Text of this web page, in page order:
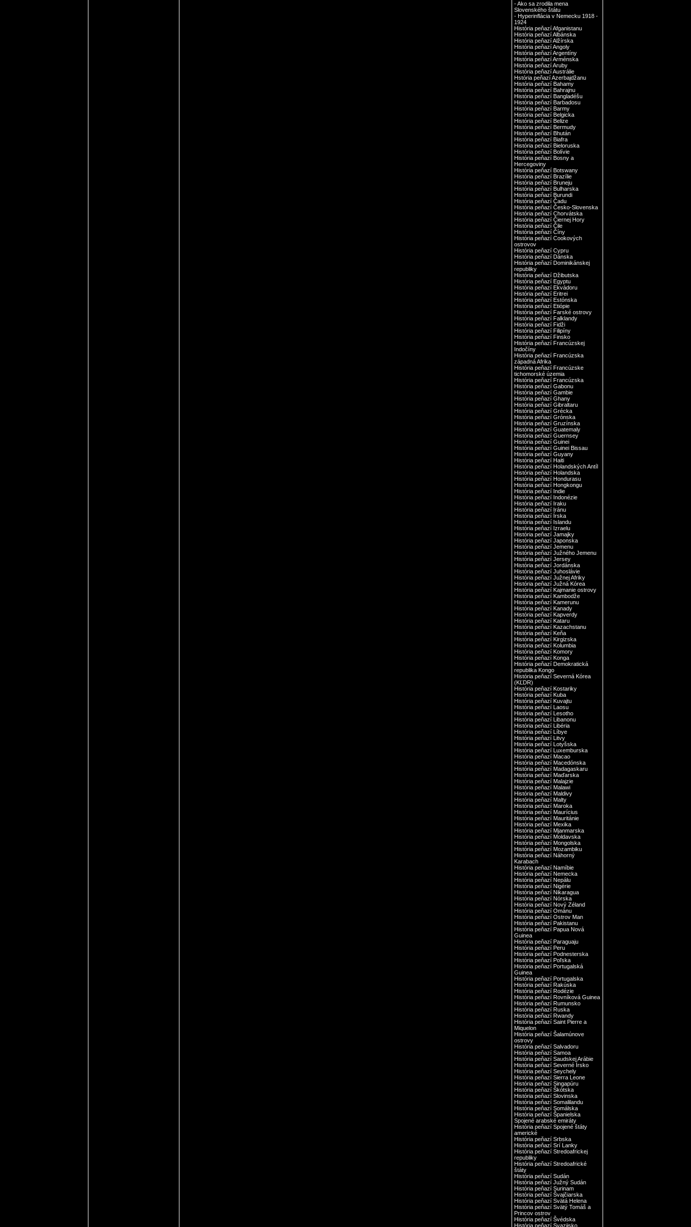
- Ako sa zrodila mena
Slovenského štátu
- Hyperinflácia v Nemecku 1918 -
1924
História peňazí Afganistanu
História peňazí Albánska
História peňazí Alžírska
História peňazí Angoly
História peňazí Argentíny
História peňazí Arménska
História peňazí Aruby
História peňazí Austrálie
Hstória peňazí Azerbajdžanu
História peňazí Bahamy
História peňazí Bahrajnu
História peňazí Bangladéšu
História peňazí Barbadosu
História peňazí Barmy
História peňazí Belgicka
História peňazí Belize
História peňazí Bermudy
História peňazí Bhután
História peňazí Biafra
História peňazí Bieloruska
História peňazí Bolívie
História peňazí Bosny a
Hercegoviny
História peňazí Botswany
História peňazí Brazílie
História peňazí Bruneju
História peňazí Bulharska
História peňazí Burundi
História peňazí Čadu
História peňazí Česko-Slovenska
História peňazí Chorvátska
História peňazí Čiernej Hory
História peňazí Čile
História peňazí Číny
História peňazí Cookových
ostrovov
História peňazí Cypru
História peňazí Dánska
História peňazí Dominikánskej
republiky
História peňazí Džibutska
História peňazí Egyptu
História peňazí Ekvádoru
História peňazí Eritrei
História peňazí Estónska
História peňazí Etiópie
História peňazí Farské ostrovy
História peňazí Falklandy
História peňazí Fidži
História peňazí Filipíny
História peňazí Finsko
História peňazí Francúzskej
Indočíny
História peňazí Francúzska
západná Afrika
História peňazí Francúzske
tichomorské územia
História peňazí Francúzska
História peňazí Gabonu
História peňazí Gambie
História peňazí Ghany
História peňazí Gibraltaru
História peňazí Grécka
História peňazí Grónska
História peňazí Gruzínska
História peňazí Guatemaly
História peňazí Guernsey
História peňazí Guinei
História peňazí Guinei Bissau
História peňazí Guyany
História peňazí Haiti
História peňazí Holandských Antíl
História peňazí Holandska
História peňazí Hondurasu
História peňazí Hongkongu
História peňazí Indie
História peňazí Indonézie
História peňazí Iraku
História peňazí Iránu
História peňazí Írska
História peňazí Islandu
História peňazí Izraelu
História peňazí Jamajky
História peňazí Japonska
História peňazí Jemenu
História peňazí Južného Jemenu
História peňazí Jersey
História peňazí Jordánska
História peňazí Juhoslávie
História peňazí Južnej Afriky
História peňazí Južná Kórea
História peňazí Kajmanie ostrovy
História peňazí Kambodže
História peňazí Kamerunu
História peňazí Kanady
História peňazí Kapverdy
História peňazí Kataru
História peňazí Kazachstanu
História peňazí Keňa
História peňazí Kirgizska
História peňazí Kolumbia
História peňazí Komory
História peňazí Konga
História peňazí Demokratická
republika Kongo
História peňazí Severná Kórea
(KĽDR)
História peňazí Kostariky
História peňazí Kuba
História peňazí Kuvajtu
História peňazí Laosu
História peňazí Lesotho
História peňazí Libanonu
História peňazí Libéria
História peňazí Líbye
História peňazí Litvy
História peňazí Lotyšska
História peňazí Luxemburska
História peňazí Macao
História peňazí Macedónska
História peňazí Madagaskaru
História peňazí Maďarska
História peňazí Malajzie
História peňazí Malawi
História peňazí Maldivy
História peňazí Malty
História peňazí Maroka
História peňazí Maurícius
História peňazí Mauritánie
História peňazí Mexika
História peňazí Mjanmarska
História peňazí Moldavska
História peňazí Mongolska
História peňazí Mozambiku
História peňazí Náhorný
Karabach
História peňazí Namíbie
História peňazí Nemecka
História peňazí Nepálu
História peňazí Nigérie
História peňazí Nikaragua
História peňazí Nórska
História peňazí Nový Zéland
História peňazí Ománu
História peňazí Ostrov Man
História peňazí Pakistanu
História peňazí Papua Nová
Guinea
História peňazí Paraguaju
História peňazí Peru
História peňazí Podnesterska
História peňazí Poľska
História peňazí Portugalská
Guinea
História peňazí Portugalska
História peňazí Rakúska
História peňazí Rodézie
História peňazí Rovníková Guinea
História peňazí Rumunsko
História peňazí Ruska
História peňazí Rwandy
História peňazí Saint Pierre a
Miquelon
História peňazí Šalamúnove
ostrovy
História peňazí Salvadoru
História peňazí Samoa
História peňazí Saudskej Arábie
História peňazí Severné Írsko
História peňazí Seychely
História peňazí Sierra Leone
História peňazí Singapúru
História peňazí Škótska
História peňazí Slovinska
História peňazí Somalilandu
História peňazí Somálska
História peňazí Španielska
Spojené arabské emiráty
História peňazí Spojené štáty
americké
História peňazí Srbska
História peňazí Srí Lanky
História peňazí Stredoafrickej
republiky
História peňazí Stredoafrické
štáty
História peňazí Sudán
História peňazí Južný Sudán
História peňazí Surinam
História peňazí Švajčiarska
História peňazí Svätá Helena
História peňazí Svätý Tomáš a
Princov ostrov
História peňazí Švédska
História peňazí Svazijsko